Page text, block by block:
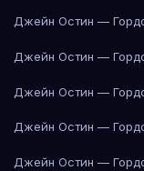
Джейн Остин —
Джейн Остин —
Джейн Остин —
Джейн Остин —
Джейн Остин —